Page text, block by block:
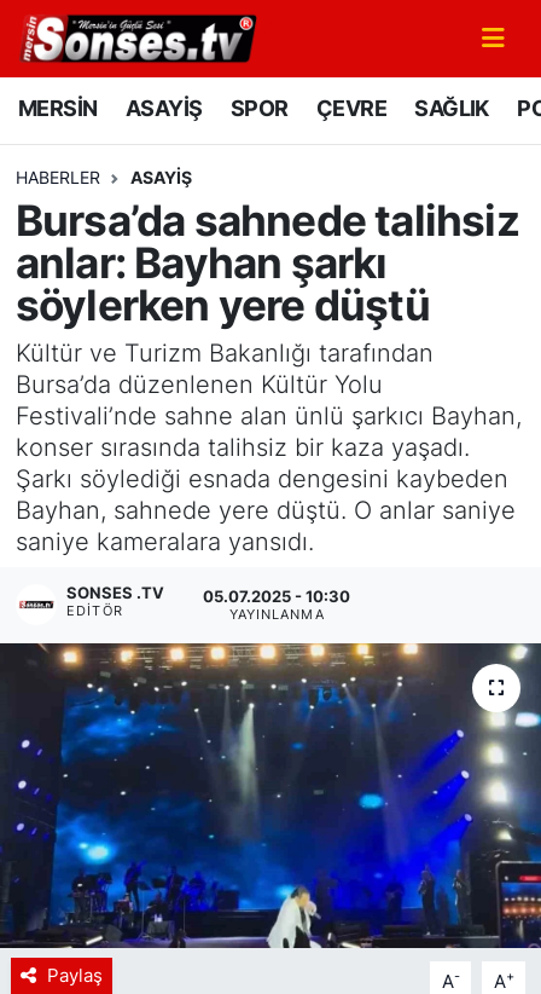
MERSİN ASAYİŞ SPOR ÇEVRE SAĞLIK
HABERLER ASAYİŞ
Bursa’da sahnede talihsiz
anlar: Bayhan şarkı
söylerken yere düştü
Kültür ve Turizm Bakanlığı tarafından
Bursa’da düzenlenen Kültür Yolu
Festivali’nde sahne alan ünlü şarkıcı Bayhan,
konser sırasında talihsiz bir kaza yaşadı.
Şarkı söylediği esnada dengesini kaybeden
Bayhan, sahnede yere düştü. O anlar saniye
saniye kameralara yansıdı.
SONSES .TV
EDITÖR
05.07.2025 - 10:30
YAYINLANMA
Paylaş A- A+
MERSİN
SPOR
GÜNÜN MANŞETİ
DÜNYA
KÜLTÜR - SANAT
MAGAZİN
SAĞLIK
Siyaset
YEREL HABER
Haberde insan
Tanıtım
Mersin Nöbetçi Eczaneler
Mersin Namaz Vakitleri
Mersin Trafik Yoğunluk Haritası
Süper Lig Puan Durumu ve Fikstür
Tüm Manşetler
Son Dakika Haberleri
Haber Arşivi